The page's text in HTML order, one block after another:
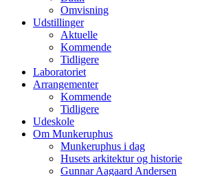
Omvisning
Udstillinger
Aktuelle
Kommende
Tidligere
Laboratoriet
Arrangementer
Kommende
Tidligere
Udeskole
Om Munkeruphus
Munkeruphus i dag
Husets arkitektur og historie
Gunnar Aagaard Andersen